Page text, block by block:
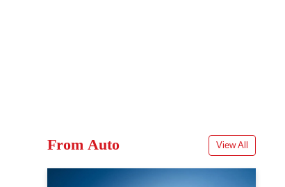
From Auto View All